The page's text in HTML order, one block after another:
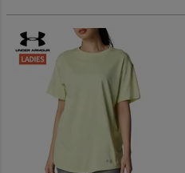
クーポン一覧
商品レビュー
プロテイン・サプリメントまとめ買い
アウトレットセール